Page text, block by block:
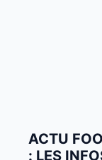
ACTU
: LES